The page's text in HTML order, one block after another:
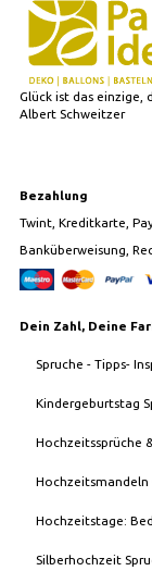
Glück ist das einzige,
Albert Schweitzer
Bezahlung
Twint, Kreditkarte,
Banküberweisung,
Dein Zahl, Deine
Spruche - Tipps-
Kindergeburtstag
Hochzeitssprüche
Hochzeitsmandeln
Hochzeitstage:
Silberhochzeit